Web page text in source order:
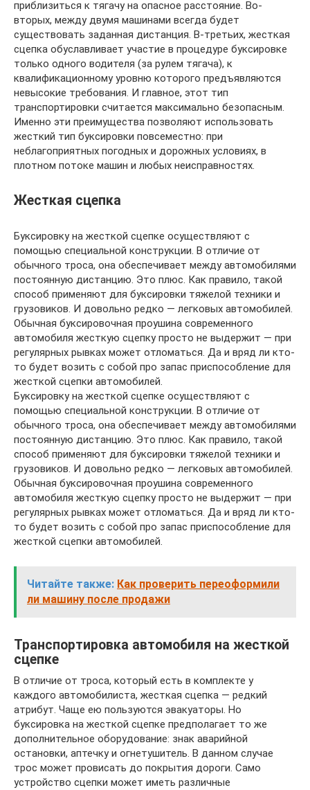
приблизиться к тягачу на опасное расстояние. Во-
вторых, между двумя машинами всегда будет
существовать заданная дистанция. В-третьих, жесткая
сцепка обуславливает участие в процедуре буксировке
только одного водителя (за рулем тягача), к
квалификационному уровню которого предъявляются
невысокие требования. И главное, этот тип
транспортировки считается максимально безопасным.
Именно эти преимущества позволяют использовать
жесткий тип буксировки повсеместно: при
неблагоприятных погодных и дорожных условиях, в
плотном потоке машин и любых неисправностях.
Жесткая сцепка
Буксировку на жесткой сцепке осуществляют с
помощью специальной конструкции. В отличие от
обычного троса, она обеспечивает между автомобилями
постоянную дистанцию. Это плюс. Как правило, такой
способ применяют для буксировки тяжелой техники и
грузовиков. И довольно редко — легковых автомобилей.
Обычная буксировочная проушина современного
автомобиля жесткую сцепку просто не выдержит — при
регулярных рывках может отломаться. Да и вряд ли кто-
то будет возить с собой про запас приспособление для
жесткой сцепки автомобилей.
Буксировку на жесткой сцепке осуществляют с
помощью специальной конструкции. В отличие от
обычного троса, она обеспечивает между автомобилями
постоянную дистанцию. Это плюс. Как правило, такой
способ применяют для буксировки тяжелой техники и
грузовиков. И довольно редко — легковых автомобилей.
Обычная буксировочная проушина современного
автомобиля жесткую сцепку просто не выдержит — при
регулярных рывках может отломаться. Да и вряд ли кто-
то будет возить с собой про запас приспособление для
жесткой сцепки автомобилей.
Читайте также: Как проверить переоформили
ли машину после продажи
Транспортировка автомобиля на жесткой
сцепке
В отличие от троса, который есть в комплекте у
каждого автомобилиста, жесткая сцепка — редкий
атрибут. Чаще ею пользуются эвакуаторы. Но
буксировка на жесткой сцепке предполагает то же
дополнительное оборудование: знак аварийной
остановки, аптечку и огнетушитель. В данном случае
трос может провисать до покрытия дороги. Само
устройство сцепки может иметь различные